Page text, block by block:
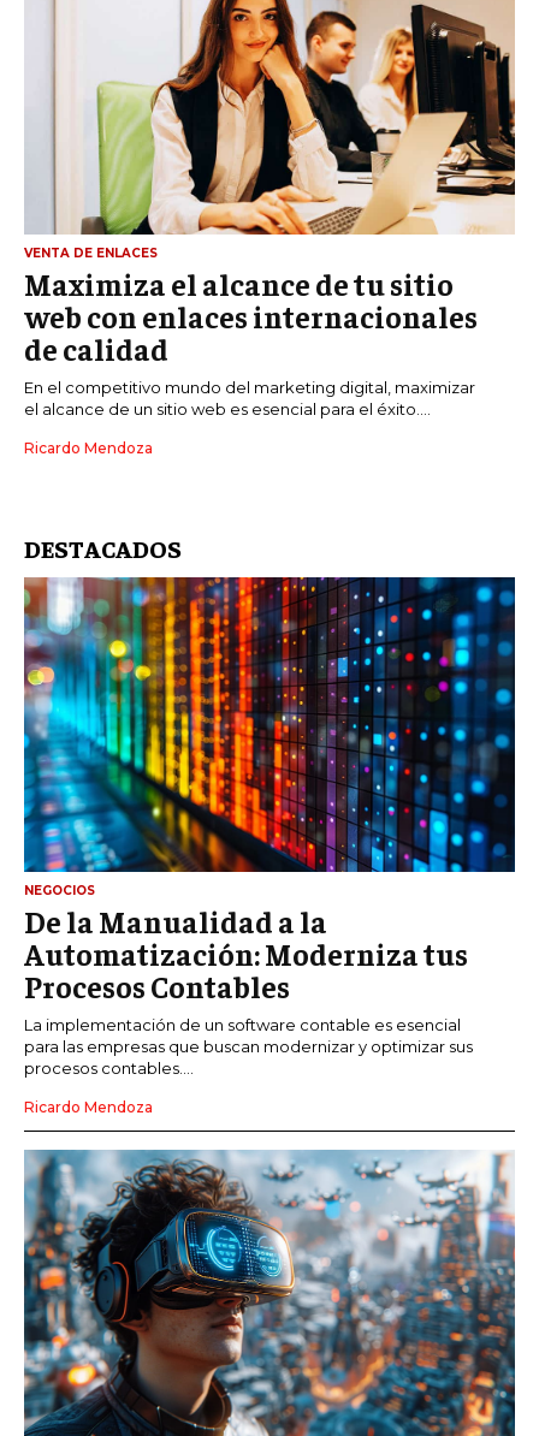
VENTA DE ENLACES
Maximiza el alcance de tu sitio
web con enlaces internacionales
de calidad
En el competitivo mundo del marketing digital, maximizar
el alcance de un sitio web es esencial para el éxito....
Ricardo Mendoza
DESTACADOS
NEGOCIOS
De la Manualidad a la
Automatización: Moderniza tus
Procesos Contables
La implementación de un software contable es esencial
para las empresas que buscan modernizar y optimizar sus
procesos contables....
Ricardo Mendoza